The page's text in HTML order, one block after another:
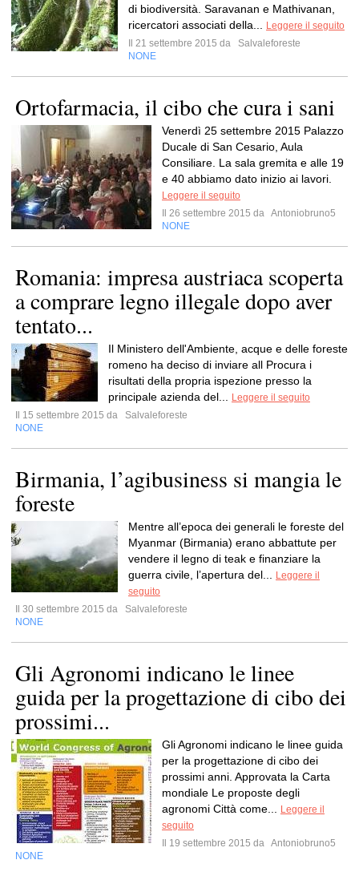
di biodiversità. Saravanan e Mathivanan,
ricercatori associati della...
Leggere il seguito
Il 21 settembre 2015 da
Salvaleforeste
NONE
Ortofarmacia, il cibo che cura i sani
Venerdì 25 settembre 2015 Palazzo
Ducale di San Cesario, Aula
Consiliare. La sala gremita e alle 19
e 40 abbiamo dato inizio ai lavori.
Leggere il seguito
Il 26 settembre 2015 da Antoniobruno5
NONE
Romania: impresa austriaca scoperta
a comprare legno illegale dopo aver
tentato...
Il Ministero dell'Ambiente, acque e delle foreste
romeno ha deciso di inviare all Procura i
risultati della propria ispezione presso la
principale azienda del...
Leggere il seguito
Il 15 settembre 2015 da
Salvaleforeste
NONE
Birmania, l’agibusiness si mangia le
foreste
Mentre all’epoca dei generali le foreste del
Myanmar (Birmania) erano abbattute per
vendere il legno di teak e finanziare la
guerra civile, l’apertura del...
Leggere il
seguito
Il 30 settembre 2015 da
Salvaleforeste
NONE
Gli Agronomi indicano le linee
guida per la progettazione di cibo dei
prossimi...
Gli Agronomi indicano le linee guida
per la progettazione di cibo dei
prossimi anni. Approvata la Carta
mondiale Le proposte degli
agronomi Città come...
Leggere il
seguito
Il 19 settembre 2015 da Antoniobruno5
NONE